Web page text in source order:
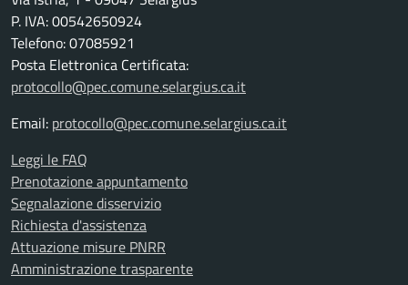
P. IVA: 00542650924
Telefono: 07085921
Posta Elettronica Certificata:
protocollo@pec.comune.selargius.ca.it
Email: protocollo@pec.comune.selargius.ca.it
Leggi le FAQ
Prenotazione appuntamento
Segnalazione disservizio
Richiesta d'assistenza
Attuazione misure PNRR
Amministrazione trasparente